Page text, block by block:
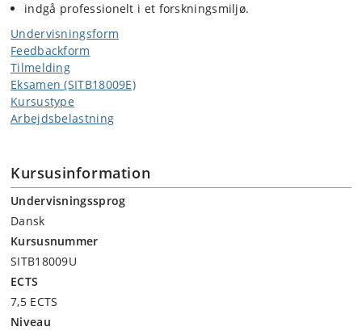
indgå professionelt i et forskningsmiljø.
Undervisningsform
Feedbackform
Tilmelding
Eksamen (SITB18009E)
Kursustype
Arbejdsbelastning
Kursusinformation
Undervisningssprog
Dansk
Kursusnummer
SITB18009U
ECTS
7,5 ECTS
Niveau